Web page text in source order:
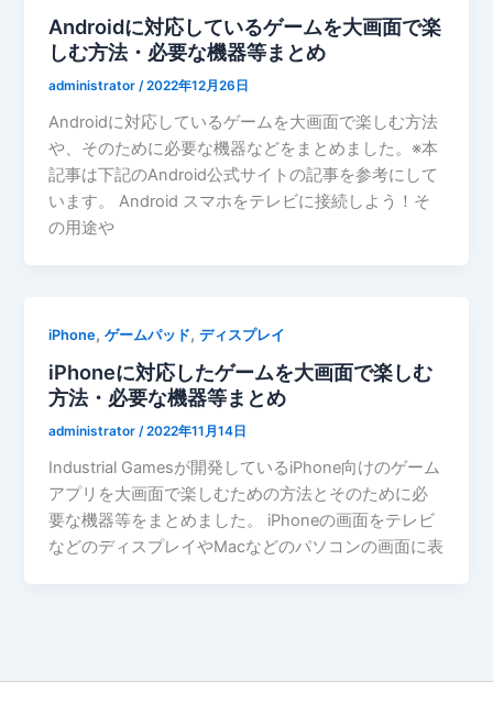
Androidに対応しているゲームを大画面で楽
しむ方法・必要な機器等まとめ
administrator/2022年12月26日
Androidに対応しているゲームを大画面で楽しむ方法
や、そのために必要な機器などをまとめました。※本
記事は下記のAndroid公式サイトの記事を参考にして
います。 Android スマホをテレビに接続しよう！そ
の用途や
iPhone,ゲームパッド,ディスプレイ
iPhoneに対応したゲームを大画面で楽しむ
方法・必要な機器等まとめ
administrator/2022年11月14日
Industrial Gamesが開発しているiPhone向けのゲーム
アプリを大画面で楽しむための方法とそのために必
要な機器等をまとめました。 iPhoneの画面をテレビ
などのディスプレイやMacなどのパソコンの画面に表